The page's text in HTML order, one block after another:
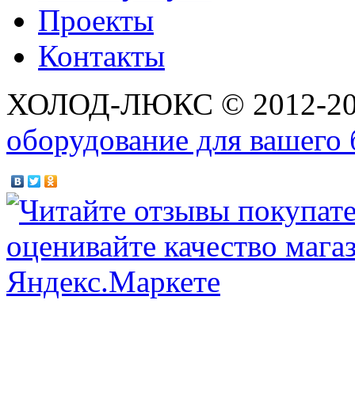
Проекты
Контакты
ХОЛОД-ЛЮКС © 2012-
оборудование для вашего